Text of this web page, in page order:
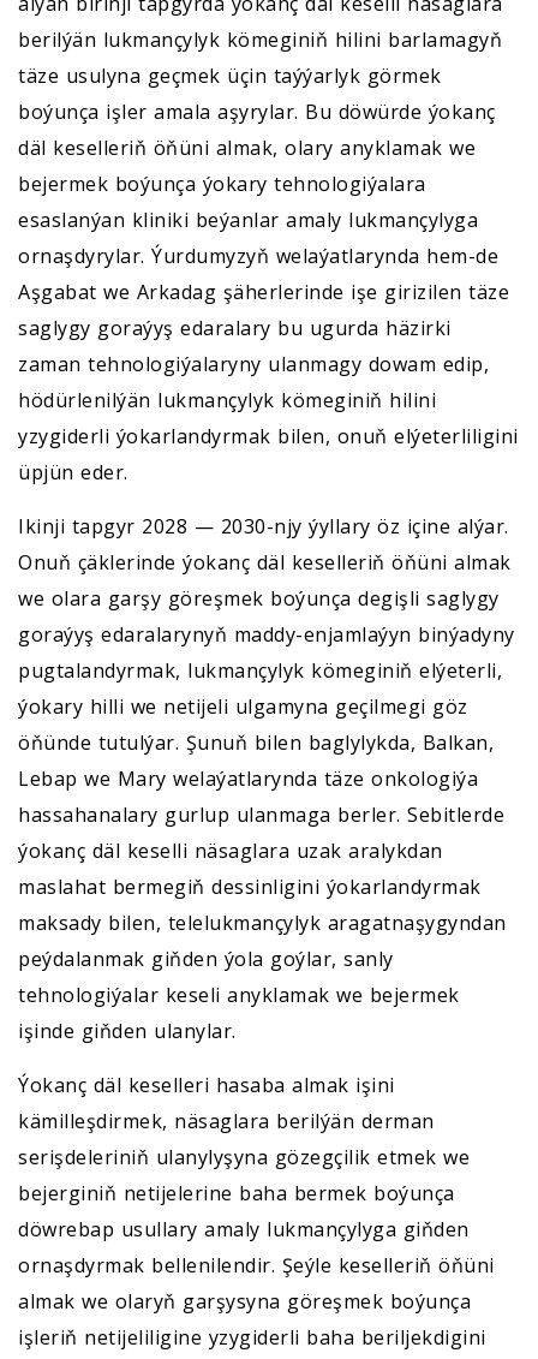
berilýän lukmançylyk kömeginiň hilini barlamagyň
täze usulyna geçmek üçin taýýarlyk görmek
boýunça işler amala aşyrylar. Bu döwürde ýokanç
däl keselleriň öňüni almak, olary anyklamak we
bejermek boýunça ýokary tehnologiýalara
esaslanýan kliniki beýanlar amaly lukmançylyga
ornaşdyrylar. Ýurdumyzyň welaýatlarynda hem-de
Aşgabat we Arkadag şäherlerinde işe girizilen täze
saglygy goraýyş edaralary bu ugurda häzirki
zaman tehnologiýalaryny ulanmagy dowam edip,
hödürlenilýän lukmançylyk kömeginiň hilini
yzygiderli ýokarlandyrmak bilen, onuň elýeterliligini
üpjün eder.
Ikinji tapgyr 2028 — 2030-njy ýyllary öz içine alýar.
Onuň çäklerinde ýokanç däl keselleriň öňüni almak
we olara garşy göreşmek boýunça degişli saglygy
goraýyş edaralarynyň maddy-enjamlaýyn binýadyny
pugtalandyrmak, lukmançylyk kömeginiň elýeterli,
ýokary hilli we netijeli ulgamyna geçilmegi göz
öňünde tutulýar. Şunuň bilen baglylykda, Balkan,
Lebap we Mary welaýatlarynda täze onkologiýa
hassahanalary gurlup ulanmaga berler. Sebitlerde
ýokanç däl keselli näsaglara uzak aralykdan
maslahat bermegiň dessinligini ýokarlandyrmak
maksady bilen, telelukmançylyk aragatnaşygyndan
peýdalanmak giňden ýola goýlar, sanly
tehnologiýalar keseli anyklamak we bejermek
işinde giňden ulanylar.
Ýokanç däl keselleri hasaba almak işini
kämilleşdirmek, näsaglara berilýän derman
serişdeleriniň ulanylyşyna gözegçilik etmek we
bejerginiň netijelerine baha bermek boýunça
döwrebap usullary amaly lukmançylyga giňden
ornaşdyrmak bellenilendir. Şeýle keselleriň öňüni
almak we olaryň garşysyna göreşmek boýunça
işleriň netijeliligine yzygiderli baha beriljekdigini